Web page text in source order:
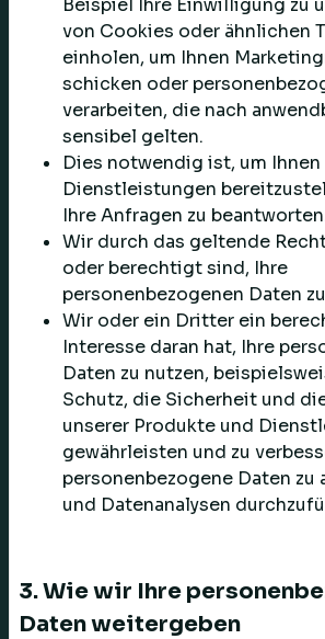
Beispiel Ihre Einwilligung zu
von Cookies oder ähnlichen
einholen, um Ihnen
schicken oder
verarbeiten, die nach
sensibel gelten.
Dies notwendig ist, um
Dienstleistungen
Ihre Anfragen zu
Wir durch das geltende
oder berechtigt sind, Ihre
personenbezogenen Daten
Wir oder ein Dritter ein
Interesse daran hat, Ihre
Daten zu nutzen,
Schutz, die Sicherheit und
unserer Produkte und
gewährleisten und zu
personenbezogene Daten zu
und Datenanalysen
3. Wie wir Ihre
Daten weitergeben